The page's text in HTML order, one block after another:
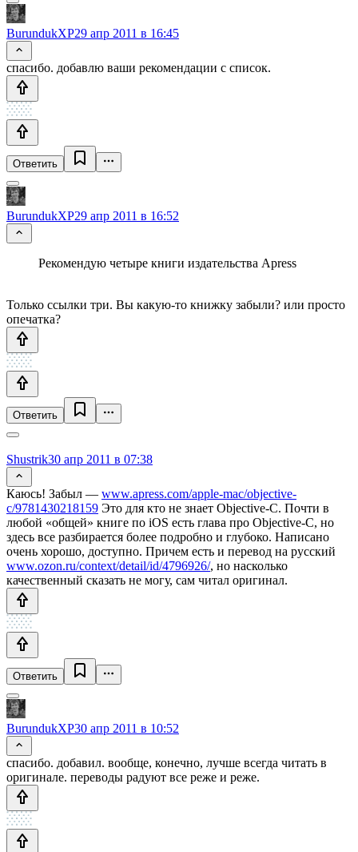
BurundukXP29 апр 2011 в 16:45
спасибо. добавлю ваши рекомендации с список.
Ответить
BurundukXP29 апр 2011 в 16:52
Рекомендую четыре книги издательства Apress
Только ссылки три. Вы какую-то книжку забыли? или просто
опечатка?
Ответить
Shustrik30 апр 2011 в 07:38
Каюсь! Забыл — www.apress.com/apple-mac/objective-
c/9781430218159 Это для кто не знает Objective-C. Почти в
любой «общей» книге по iOS есть глава про Objective-C, но
здесь все разбирается более подробно и глубоко. Написано
очень хорошо, доступно. Причем есть и перевод на русский
www.ozon.ru/context/detail/id/4796926/, но насколько
качественный сказать не могу, сам читал оригинал.
Ответить
BurundukXP30 апр 2011 в 10:52
спасибо. добавил. вообще, конечно, лучше всегда читать в
оригинале. переводы радуют все реже и реже.